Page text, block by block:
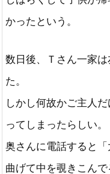
かったという。
数日後、Ｔさん一家
た。
しかし何故かご主人
ってしまったらしい。
奥さんに電話すると
曲げて中を覗きこんで